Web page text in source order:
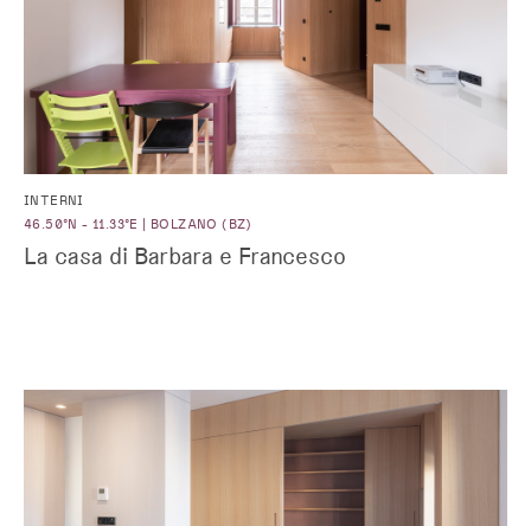
INTERNI
46.50°N - 11.33°E | BOLZANO (BZ)
La casa di Barbara e Francesco